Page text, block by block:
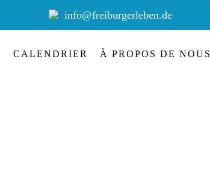
info@freiburgerleben.de
CALENDRIER À PROPOS DE NOUS